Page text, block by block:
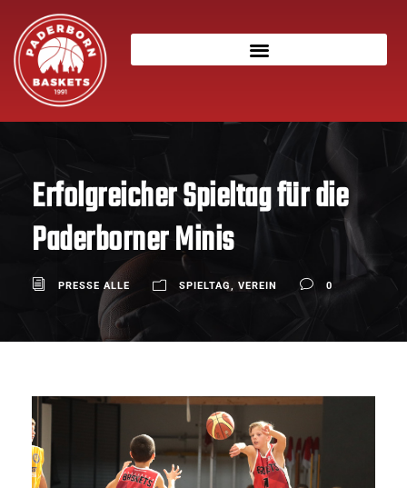
Erfolgreicher Spieltag für die
Paderborner Minis
PRESSE ALLE SPIELTAG, VEREIN 0